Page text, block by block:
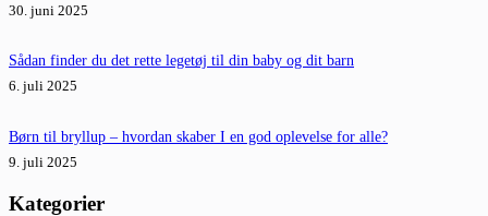
30. juni 2025
Sådan finder du det rette legetøj til din baby og dit barn
6. juli 2025
Børn til bryllup – hvordan skaber I en god oplevelse for alle?
9. juli 2025
Kategorier